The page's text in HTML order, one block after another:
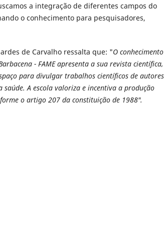
a integração de diferentes campos do
o conhecimento para pesquisadores,
de Carvalho ressalta que: "O conhecimento
- FAME apresenta a sua revista científica,
para divulgar trabalhos científicos de
A escola valoriza e incentiva a produção
o artigo 207 da constituição de 1988".